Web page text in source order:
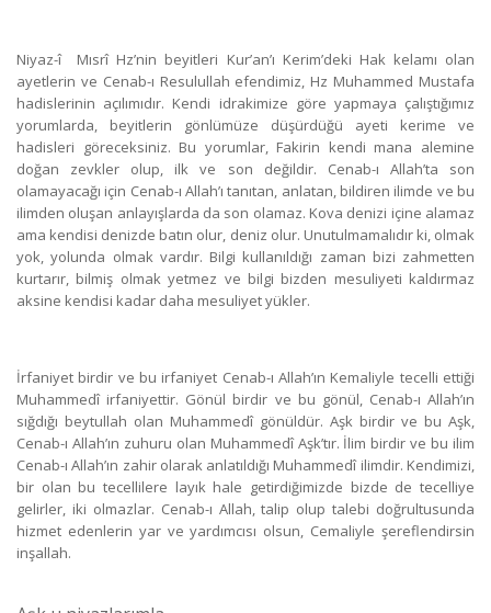
Niyaz-î Mısrî Hz’nin beyitleri Kur’an’ı Kerim’deki Hak kelamı olan
ayetlerin ve Cenab-ı Resulullah efendimiz, Hz Muhammed Mustafa
hadislerinin açılımıdır. Kendi idrakimize göre yapmaya çalıştığımız
yorumlarda, beyitlerin gönlümüze düşürdüğü ayeti kerime ve
hadisleri göreceksiniz. Bu yorumlar, Fakirin kendi mana alemine
doğan zevkler olup, ilk ve son değildir. Cenab-ı Allah’ta son
olamayacağı için Cenab-ı Allah’ı tanıtan, anlatan, bildiren ilimde ve bu
ilimden oluşan anlayışlarda da son olamaz. Kova denizi içine alamaz
ama kendisi denizde batın olur, deniz olur. Unutulmamalıdır ki, olmak
yok, yolunda olmak vardır. Bilgi kullanıldığı zaman bizi zahmetten
kurtarır, bilmiş olmak yetmez ve bilgi bizden mesuliyeti kaldırmaz
aksine kendisi kadar daha mesuliyet yükler.
İrfaniyet birdir ve bu irfaniyet Cenab-ı Allah’ın Kemaliyle tecelli ettiği
Muhammedî irfaniyettir. Gönül birdir ve bu gönül, Cenab-ı Allah’ın
sığdığı beytullah olan Muhammedî gönüldür. Aşk birdir ve bu Aşk,
Cenab-ı Allah’ın zuhuru olan Muhammedî Aşk’tır. İlim birdir ve bu ilim
Cenab-ı Allah’ın zahir olarak anlatıldığı Muhammedî ilimdir. Kendimizi,
bir olan bu tecellilere layık hale getirdiğimizde bizde de tecelliye
gelirler, iki olmazlar. Cenab-ı Allah, talip olup talebi doğrultusunda
hizmet edenlerin yar ve yardımcısı olsun, Cemaliyle şereflendirsin
inşallah.